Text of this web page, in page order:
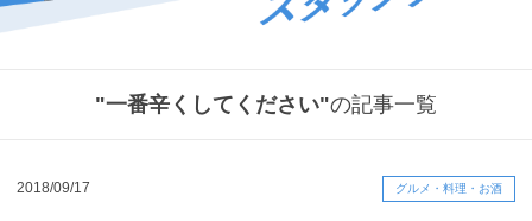
"一番辛くしてください"の記事一覧
2018/09/17 グルメ・料理・お酒